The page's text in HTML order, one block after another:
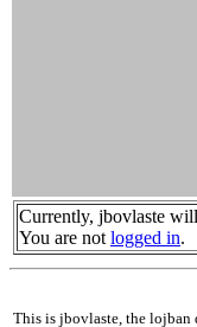
Currently, jbovlaste
You are not logged in.
This is jbovlaste, the lojban